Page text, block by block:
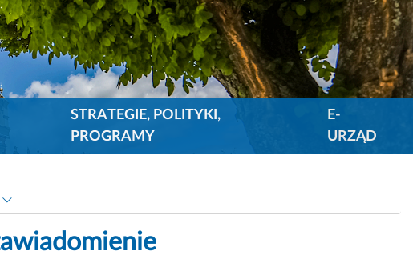
STRATEGIE, POLITYKI,
PROGRAMY
E-
URZĄD